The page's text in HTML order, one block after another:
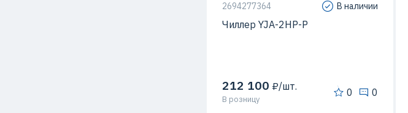
2694277364 В наличии
Чиллер YJA-2HP-P
212 100 ₽/шт.
В розницу
0 0